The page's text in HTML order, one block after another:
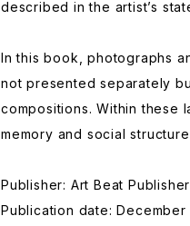
described in the artist’s
In this book, photographs
not presented separately
compositions. Within these
memory and social
Publisher: Art Beat
Publication date: December